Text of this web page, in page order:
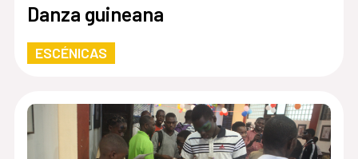
Danza guineana
ESCÉNICAS